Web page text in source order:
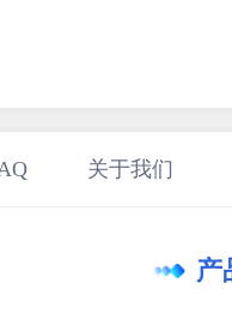
关于我们
产